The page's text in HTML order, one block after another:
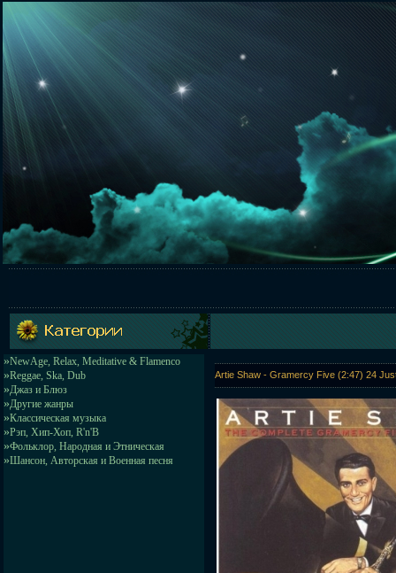
»NewAge, Relax, Meditative & Flamenco
»Reggae, Ska, Dub
»Джаз и Блюз
»Другие жанры
»Классическая музыка
»Рэп, Хип-Хоп, R'n'B
»Фольклор, Народная и Этническая
»Шансон, Авторская и Военная песня
Artie Shaw - Gramercy Five (2:47) 24